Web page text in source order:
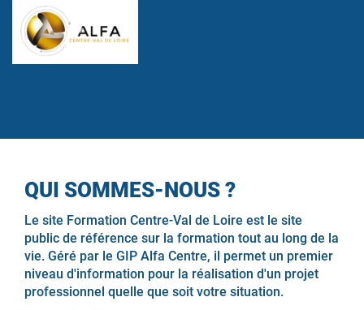
QUI SOMMES-NOUS ?
Le site Formation Centre-Val de Loire est le site
public de référence sur la formation tout au long de la
vie. Géré par le GIP Alfa Centre, il permet un premier
niveau d'information pour la réalisation d'un projet
professionnel quelle que soit votre situation.